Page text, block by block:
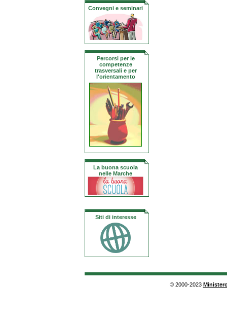
Convegni e seminari
Percorsi per le
competenze
trasversali e per
l'orientamento
La buona scuola
nelle Marche
Siti di interesse
© 2000-2023